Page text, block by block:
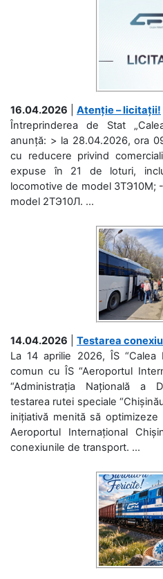
16.04.2026
Atenție – licitații!
Întreprinderea de Stat
anunță: > la 28.04.2026, ora
cu reducere privind
expuse în 21 de loturi,
locomotive de model 3ТЭ10М;
model 2ТЭ10Л. ...
14.04.2026
Testarea
La 14 aprilie 2026, ÎS “Calea
comun cu ÎS “Aeroportul
“Administrația Națională a
testarea rutei speciale
inițiativă menită să optimizeze
Aeroportul Internațional
conexiunile de transport. ...